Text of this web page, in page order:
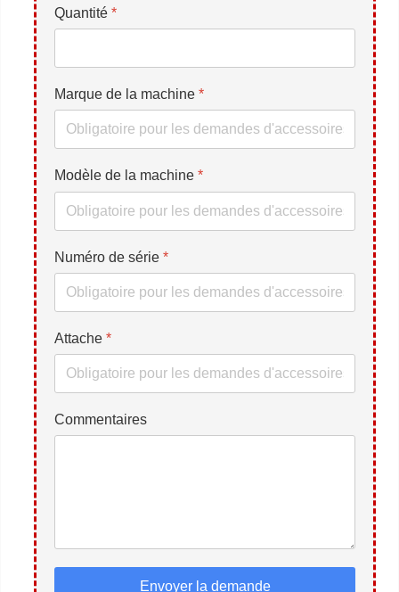
Quantité *
Marque de la machine *
Modèle de la machine *
Numéro de série *
Attache *
Commentaires
Envoyer la demande